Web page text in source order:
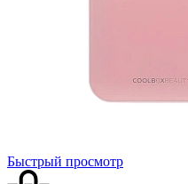
Быстрый просмотр